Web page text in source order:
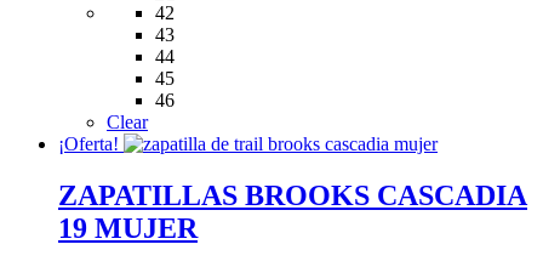
42
43
44
45
46
Clear
¡Oferta!
ZAPATILLAS BROOKS CASCADIA
19 MUJER